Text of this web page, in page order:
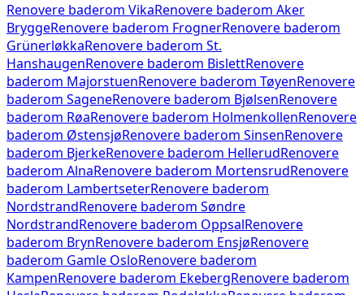
Renovere baderom VikaRenovere baderom Aker
BryggeRenovere baderom FrognerRenovere baderom
GrünerløkkaRenovere baderom St.
HanshaugenRenovere baderom BislettRenovere
baderom MajorstuenRenovere baderom TøyenRenovere
baderom SageneRenovere baderom BjølsenRenovere
baderom RøaRenovere baderom HolmenkollenRenovere
baderom ØstensjøRenovere baderom SinsenRenovere
baderom BjerkeRenovere baderom HellerudRenovere
baderom AlnaRenovere baderom MortensrudRenovere
baderom LambertseterRenovere baderom
NordstrandRenovere baderom Søndre
NordstrandRenovere baderom OppsalRenovere
baderom BrynRenovere baderom EnsjøRenovere
baderom Gamle OsloRenovere baderom
KampenRenovere baderom EkebergRenovere baderom